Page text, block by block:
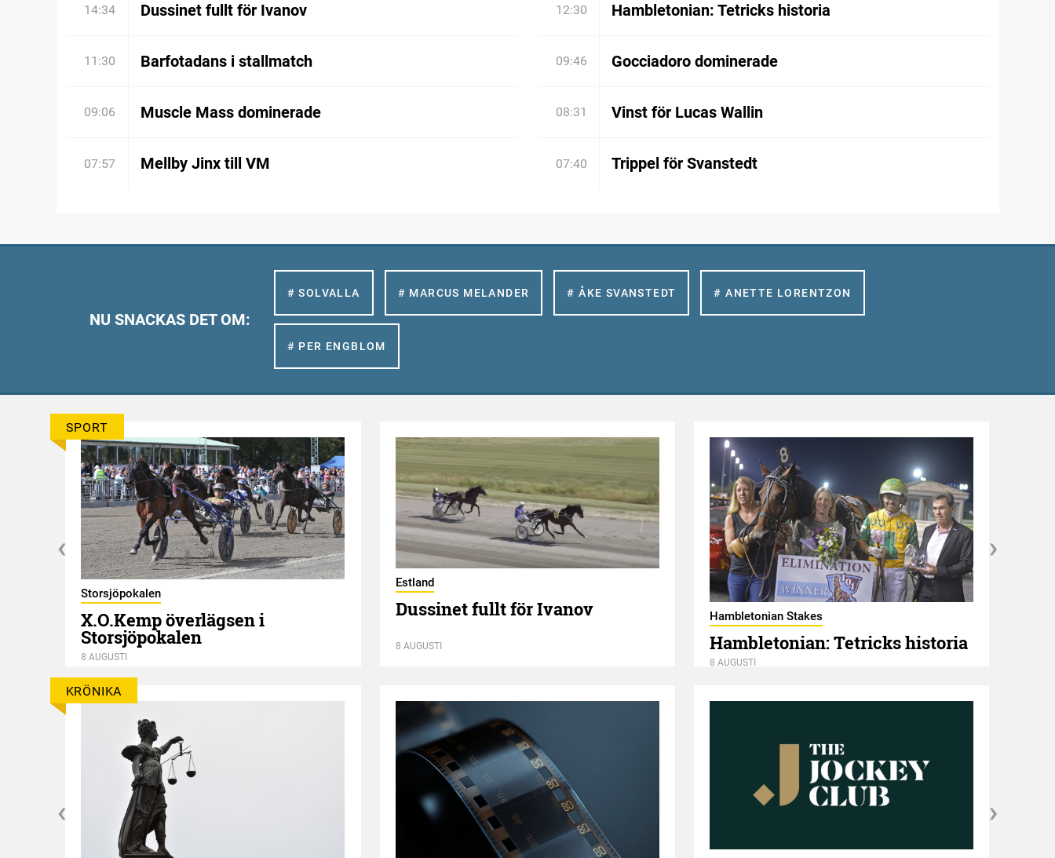
14:34 Dussinet fullt för Ivanov 12:30 Hambletonian: Tetricks historia
11:30 Barfotadans i stallmatch 09:46 Gocciadoro dominerade
09:06 Muscle Mass dominerade 08:31 Vinst för Lucas Wallin
07:57 Mellby Jinx till VM 07:40 Trippel för Svanstedt
NU SNACKAS DET OM:
# SOLVALLA # MARCUS MELANDER # ÅKE SVANSTEDT # ANETTE LORENTZON
# PER ENGBLOM
SPORT
Storsjöpokalen
X.O.Kemp överlägsen i
Storsjöpokalen
8 AUGUSTI
Estland
Dussinet fullt för Ivanov
8 AUGUSTI
Hambletonian Stakes
Hambletonian: Tetricks historia
8 AUGUSTI
KRÖNIKA